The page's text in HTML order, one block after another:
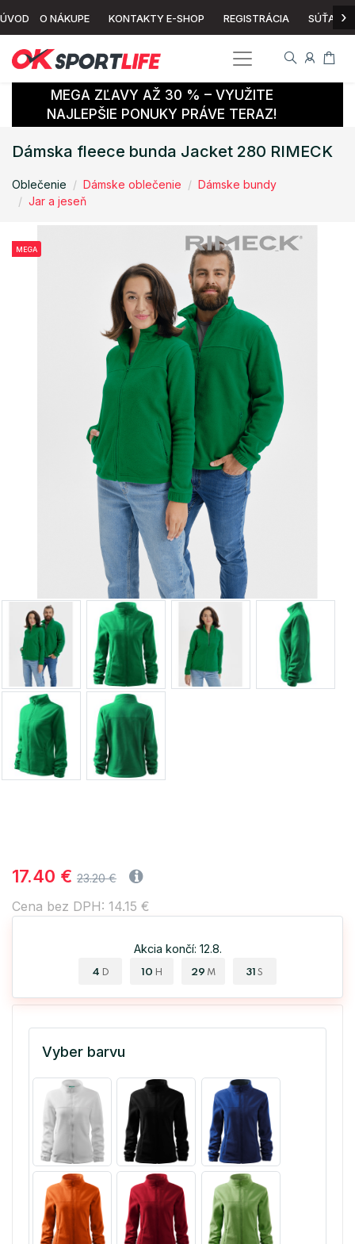
ÚVOD O NÁKUPE KONTAKTY E-SHOP REGISTRÁCIA SÚŤAŽ ›
MEGA ZĽAVY AŽ 30 % – VYUŽITE
NAJLEPŠIE PONUKY PRÁVE TERAZ!
Dámska fleece bunda Jacket 280 RIMECK
Oblečenie Dámske oblečenie
Dámske bundy
Jar a jeseň
MEGA
17.40 € 23.20 €
Cena bez DPH: 14.15 €
Akcia končí: 12.8.
4 D 10 H 29 M 31 S
Vyber barvu